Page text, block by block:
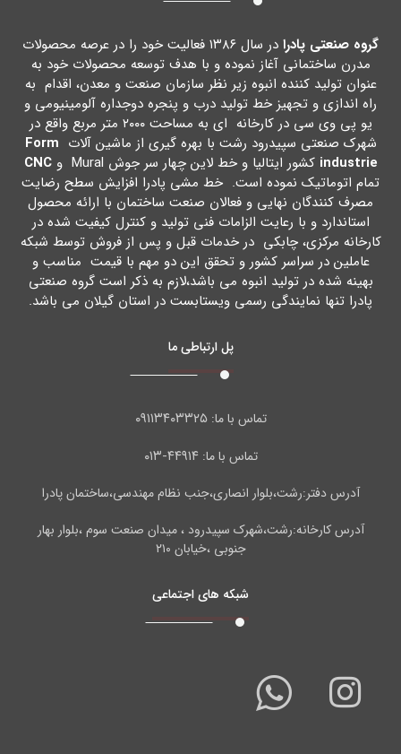
گروه صنعتی پادرا
در سال ۱۳۸۶ فعالیت خود را در عرصه محصولات
مدرن ساختمانی آغاز نموده و با هدف توسعه محصولات خود به
عنوان تولید کننده انبوه زیر نظر سازمان صنعت و معدن، اقدام به
راه اندازي و تجهیز خط تولید درب و پنجره دوجداره آلومینیومی و
یو پی وي سی در کارخانه اي به مساحت ۲۰۰۰ متر مربع واقع در
شهرك صنعتی سپیدرود رشت با بهره گیري از ماشین آلات Form
industrie کشور ایتالیا و خط لاین چهار سر جوش Mural و
CNC
تمام اتوماتیک نموده است. خط مشی پادرا افزایش سطح رضایت
مصرف کنندگان نهایی و فعالان صنعت ساختمان با ارائه محصول
استاندارد و با رعایت الزامات فنی تولید و کنترل کیفیت شده در
کارخانه مرکزي، چابکی در خدمات قبل و پس از فروش توسط شبکه
عاملین در سراسر کشور و تحقق این دو مهم با قیمت مناسب و
بهینه شده در تولید انبوه می باشد،لازم به ذکر است گروه صنعتی
پادرا تنها نمایندگی رسمی ویستابست در استان گیلان می باشد.
پل ارتباطی ما
تماس با ما:۰۹۱۱۳۴۰۳۳۲۵
تماس با ما: ۴۴۹۱۴-۰۱۳
آدرس دفتر:رشت،بلوار انصاری،جنب نظام مهندسی،ساختمان پادرا
آدرس کارخانه:رشت،شهرک سپیدرود ، میدان صنعت سوم ،بلوار بهار
جنوبی ،خیابان ۲۱۰
شبکه های اجتماعی